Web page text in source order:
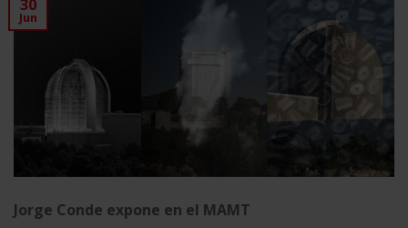
30
Jun
Jorge Conde expone en el MAMT